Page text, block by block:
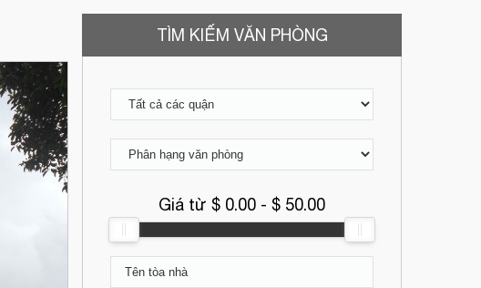
TÌM KIẾM VĂN PHÒNG
Giá từ $ 0.00 - $ 50.00